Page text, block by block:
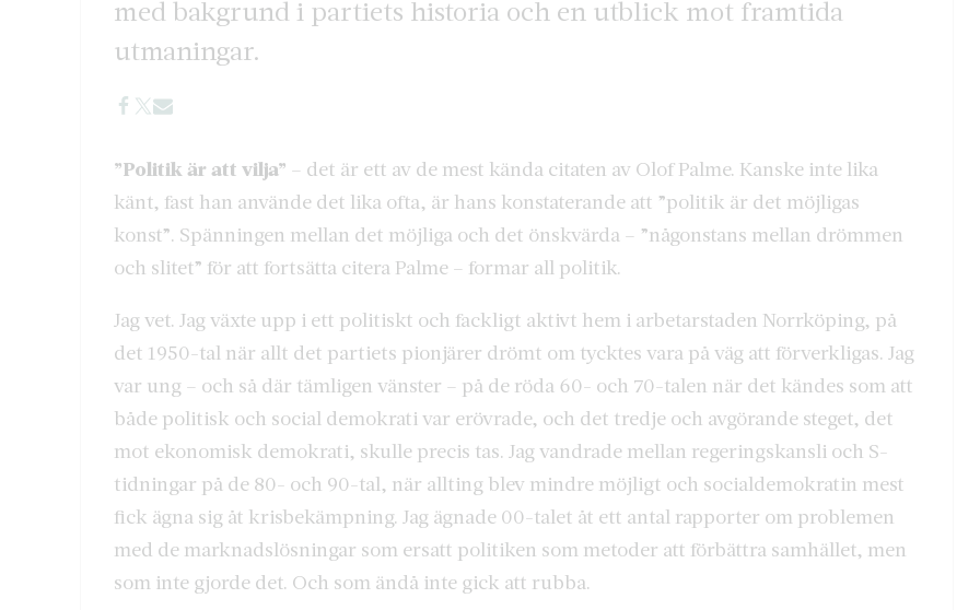
med bakgrund i partiets historia och en utblick mot framtida
utmaningar.
”Politik är att vilja” – det är ett av de mest kända citaten av Olof Palme. Kanske inte lika
känt, fast han använde det lika ofta, är hans konstaterande att ”politik är det möjligas
konst”. Spänningen mellan det möjliga och det önskvärda – ”någonstans mellan drömmen
och slitet” för att fortsätta citera Palme – formar all politik.
Jag vet. Jag växte upp i ett politiskt och fackligt aktivt hem i arbetarstaden Norrköping, på
det 1950-tal när allt det partiets pionjärer drömt om tycktes vara på väg att förverkligas. Jag
var ung – och så där tämligen vänster – på de röda 60- och 70-talen när det kändes som att
både politisk och social demokrati var erövrade, och det tredje och avgörande steget, det
mot ekonomisk demokrati, skulle precis tas. Jag vandrade mellan regeringskansli och S-
tidningar på de 80- och 90-tal, när allting blev mindre möjligt och socialdemokratin mest
fick ägna sig åt krisbekämpning. Jag ägnade 00-talet åt ett antal rapporter om problemen
med de marknadslösningar som ersatt politiken som metoder att förbättra samhället, men
som inte gjorde det. Och som ändå inte gick att rubba.